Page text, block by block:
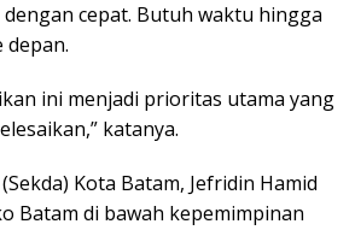
cepat. Butuh waktu hingga
depan.
ini menjadi prioritas utama yang
katanya.
Kota Batam, Jefridin Hamid
Batam di bawah kepemimpinan